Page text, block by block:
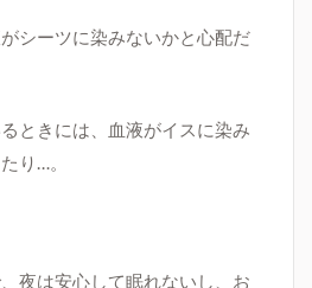
シーツに染みないかと心配だ
ときには、血液がイスに染み
り…。
夜は安心して眠れないし、お